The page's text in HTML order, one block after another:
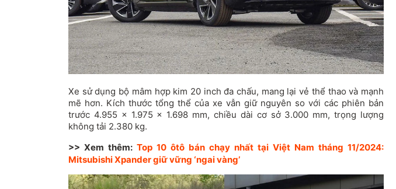
Xe sử dụng bộ mâm hợp kim 20 inch đa chấu, mang lại vẻ thể thao và mạnh
mẽ hơn. Kích thước tổng thể của xe vẫn giữ nguyên so với các phiên bản
trước 4.955 x 1.975 x 1.698 mm, chiều dài cơ sở 3.000 mm, trọng lượng
không tải 2.380 kg.
>> Xem thêm: Top 10 ôtô bán chạy nhất tại Việt Nam tháng 11/2024:
Mitsubishi Xpander giữ vững ‘ngai vàng’